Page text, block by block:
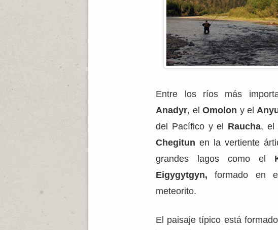
Entre los ríos más
Anadyr, elOmolon y el
del Pacífico y el Raucha, el
Chegitun en la vertiente
grandes lagos como el
Eigygytgyn, formado en
meteorito.
El paisaje típico está